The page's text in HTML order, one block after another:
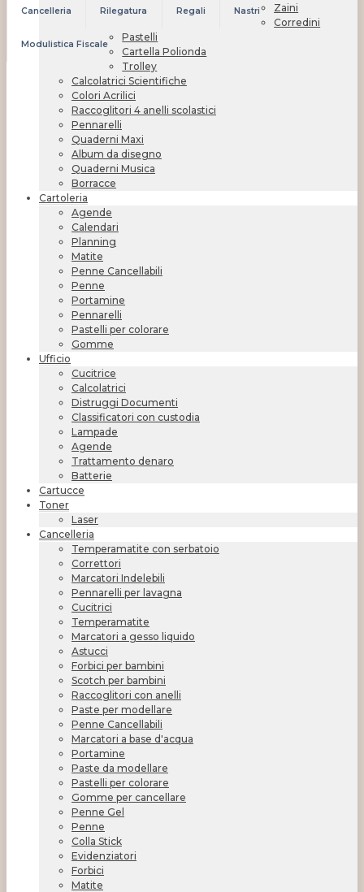
Cancelleria Rilegatura Regali Nastri
Modulistica Fiscale
Zaini
Corredini
Pastelli
Cartella Polionda
Trolley
Calcolatrici Scientifiche
Colori Acrilici
Raccoglitori 4 anelli scolastici
Pennarelli
Quaderni Maxi
Album da disegno
Quaderni Musica
Borracce
Cartoleria
Agende
Calendari
Planning
Matite
Penne Cancellabili
Penne
Portamine
Pennarelli
Pastelli per colorare
Gomme
Ufficio
Cucitrice
Calcolatrici
Distruggi Documenti
Classificatori con custodia
Lampade
Agende
Trattamento denaro
Batterie
Cartucce
Toner
Laser
Cancelleria
Temperamatite con serbatoio
Correttori
Marcatori Indelebili
Pennarelli per lavagna
Cucitrici
Temperamatite
Marcatori a gesso liquido
Astucci
Forbici per bambini
Scotch per bambini
Raccoglitori con anelli
Paste per modellare
Penne Cancellabili
Marcatori a base d'acqua
Portamine
Paste da modellare
Pastelli per colorare
Gomme per cancellare
Penne Gel
Penne
Colla Stick
Evidenziatori
Forbici
Matite